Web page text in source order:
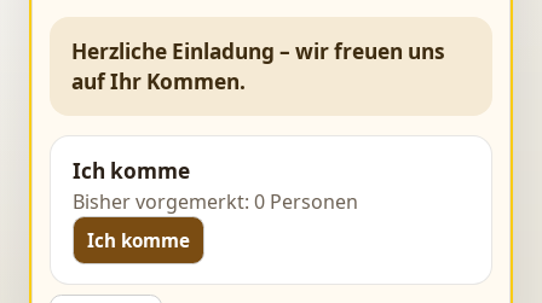
Herzliche Einladung – wir freuen uns
auf Ihr Kommen.
Ich komme
Bisher vorgemerkt: 0 Personen
Ich komme